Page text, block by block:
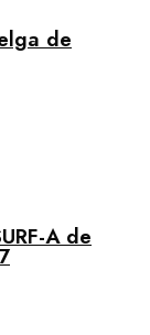
de
A de